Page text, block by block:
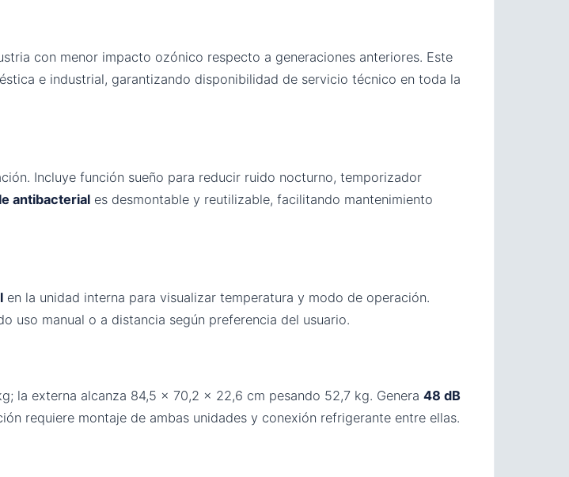
con menor impacto ozónico respecto a generaciones anteriores. Este
e industrial, garantizando disponibilidad de servicio técnico en toda la
Incluye función sueño para reducir ruido nocturno, temporizador
antibacterial es desmontable y reutilizable, facilitando mantenimiento
en la unidad interna para visualizar temperatura y modo de operación.
uso manual o a distancia según preferencia del usuario.
la externa alcanza 84,5 × 70,2 × 22,6 cm pesando 52,7 kg. Genera 48 dB
requiere montaje de ambas unidades y conexión refrigerante entre ellas.